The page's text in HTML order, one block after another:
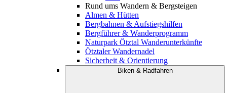
Rund ums Wandern & Bergsteigen
Almen & Hütten
Bergbahnen & Aufstiegshilfen
Bergführer & Wanderprogramm
Naturpark Ötztal Wanderunterkünfte
Ötztaler Wandernadel
Sicherheit & Orientierung
Biken & Radfahren